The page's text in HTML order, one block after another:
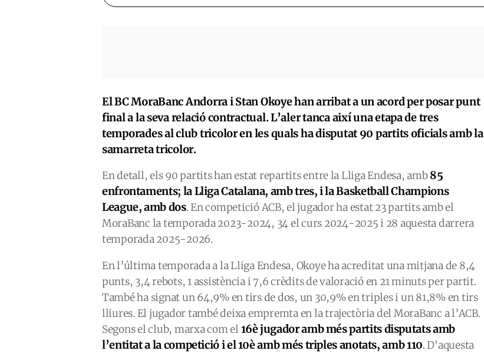
El BC MoraBanc Andorra i Stan Okoye han arribat a un acord per posar punt
final a la seva relació contractual. L’aler tanca així una etapa de tres
temporades al club tricolor en les quals ha disputat 90 partits oficials amb la
samarreta tricolor.
En detall, els 90 partits han estat repartits entre la Lliga Endesa, amb85
enfrontaments; la Lliga Catalana, amb tres, i la Basketball Champions
League, amb dos. En competició ACB, el jugador ha estat 23 partits amb el
MoraBanc la temporada 2023-2024, 34 el curs 2024-2025 i 28 aquesta darrera
temporada 2025-2026.
En l’última temporada a la Lliga Endesa, Okoye ha acreditat una mitjana de 8,4
punts, 3,4 rebots, 1 assistència i 7,6 crèdits de valoració en 21 minuts per partit.
També ha signat un 64,9% en tirs de dos, un 30,9% en triples i un 81,8% en tirs
lliures. El jugador també deixa empremta en la trajectòria del MoraBanc a l’ACB.
Segons el club, marxa com el 16è jugador amb més partits disputats amb
l’entitat a la competició i el 10è amb més triples anotats, amb 110. D'aquesta